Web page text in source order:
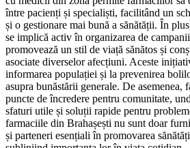
între pacienți și specialiști, facilitând un
și o gestionare mai bună a sănătății. În
se implică activ în organizarea de
promovează un stil de viață sănătos și
asociate diverselor afecțiuni. Aceste
informarea populației și la prevenirea
asupra bunăstării generale. De asemenea,
puncte de încredere pentru comunitate,
sfaturi utile și soluții rapide pentru
farmaciile din Brahașești nu sunt doar
și parteneri esențiali în promovarea